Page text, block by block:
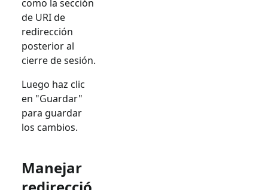
como la sección
de URI de
redirección
posterior al
cierre de sesión.
Luego haz clic
en "Guardar"
para guardar
los cambios.
Manejar